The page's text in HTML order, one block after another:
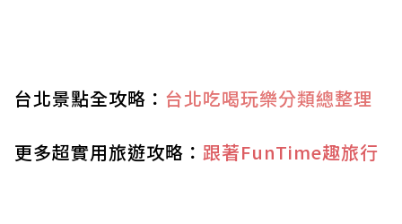
台北景點全攻略： 台北吃喝玩樂分類總整理
更多超實用旅遊攻略： 跟著FunTime趣旅行